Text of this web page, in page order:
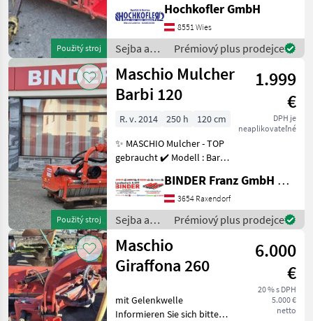
Použitý stroj
kladiva: Prerezávacie
kladivo, Valec Sejba a
starostlivosť o plodinu
Mulčovač
Hochkofler GmbH
8551 Wies
Sejba a
starostlivosť
o plodinu
/ Maschio
Prémiový plus prodejce
Použitý stroj
Maschio Mulcher
Barbi 120
1.999
€
DPH je
neaplikovateľné
R. v. 2014 250 h
120 cm
✨ MASCHIO Mulcher - TOP
gebraucht ✔️ Modell : Barbi
Ausführung ✔️ Arbeitsbreite
: 120cm ✔️ Dreipunkt-
Heckanbau Kat. 1 ✔️ TOP -
ZUSTAND
BINDER Franz GmbH & CoKG
3654 Raxendorf
Sejba a
starostlivosť
o plodinu
/ Maschio
Prémiový plus prodejce
Maschio
Giraffona 260
6.000
€
20 % s DPH
5.000 €
netto
mit Gelenkwelle
Informieren Sie sich bitte